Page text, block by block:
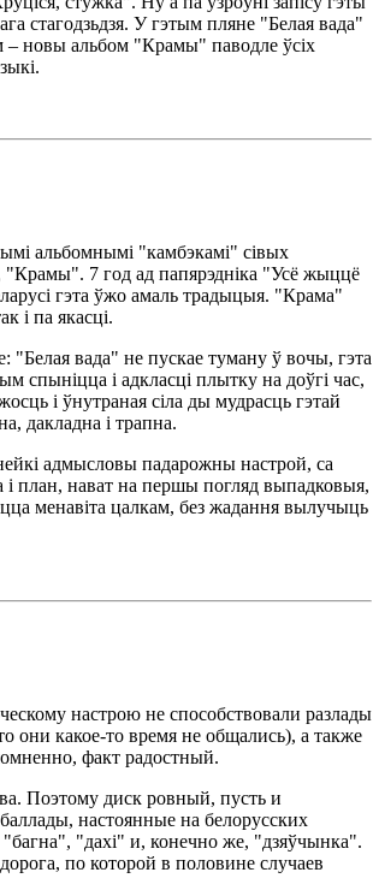
стагодзьдзя. У гэтым пляне "Белая вада"
– новы альбом "Крамы" паводле ўсіх
альбомнымі "камбэкамі" сівых
"Крамы". 7 год ад папярэдніка "Усё жыццё
гэта ўжо амаль традыцыя. "Крама"
і па якасці.
"Белая вада" не пускае туману ў вочы, гэта
спыніцца і адкласці плытку на доўгі час,
і ўнутраная сіла ды мудрасць гэтай
дакладна і трапна.
адмысловы падарожны настрой, са
і план, нават на першы погляд выпадковыя,
менавіта цалкам, без жадання вылучыць
настрою не способствовали разлады
они какое-то время не общались), а также
факт радостный.
Поэтому диск ровный, пусть и
настоянные на белорусских
"дахі" и, конечно же, "дзяўчынка".
по которой в половине случаев